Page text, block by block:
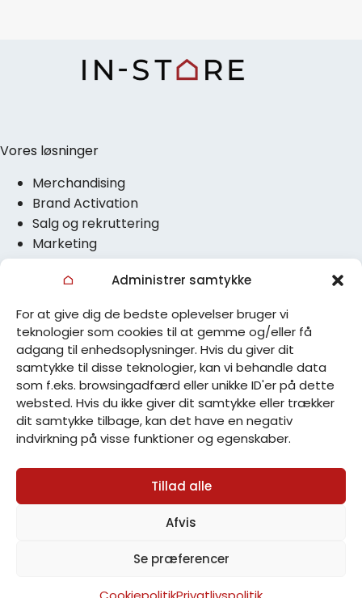
Administrer samtykke
For at give dig de bedste oplevelser bruger vi
teknologier som cookies til at gemme og/eller få
adgang til enhedsoplysninger. Hvis du giver dit
samtykke til disse teknologier, kan vi behandle data
som f.eks. browsingadfærd eller unikke ID'er på dette
websted. Hvis du ikke giver dit samtykke eller trækker
dit samtykke tilbage, kan det have en negativ
indvirkning på visse funktioner og egenskaber.
Tillad alle
Afvis
Se præferencer
Vores løsninger
Merchandising
Brand Activation
Salg og rekruttering
Marketing
POS-materiale
Data og Insights
Politikker
Privatlivspolitik
Cookiepolitik